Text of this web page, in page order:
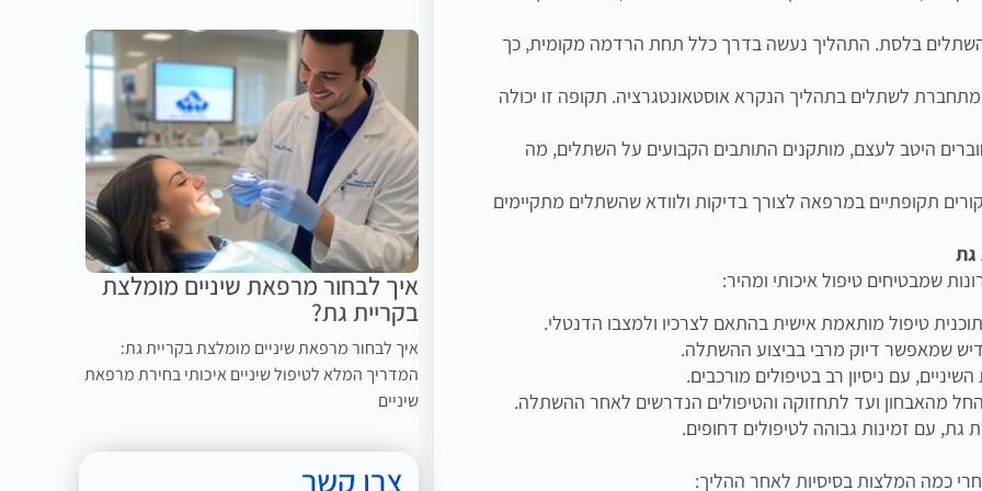
השתלים בלסת. התהליך נעשה בדרך כלל תחת הרדמה מקומית, כך
לשתלים בתהליך הנקרא אוסטאונטגרציה. תקופה זו יכולה
היטב לעצם, מותקנים התותבים הקבועים על השתלים, מה
תקופתיים במרפאה לצורך בדיקות ולוודא שהשתלים מתקיימים
גת
שמבטיחים טיפול איכותי ומהיר:
טיפול מותאמת אישית בהתאם לצרכיו ולמצבו הדנטלי.
שמאפשר דיוק מרבי בביצוע ההשתלה.
עם ניסיון רב בטיפולים מורכבים.
מהאבחון ועד לתחזוקה והטיפולים הנדרשים לאחר ההשתלה.
עם זמינות גבוהה לטיפולים דחופים.
כמה המלצות בסיסיות לאחר ההליך:
איך לבחור מרפאת שיניים מומלצת
בקריית גת?
איך לבחור מרפאת שיניים מומלצת בקריית גת:
המדריך המלא לטיפול שיניים איכותי בחירת מרפאת
שיניים
צרו קשר